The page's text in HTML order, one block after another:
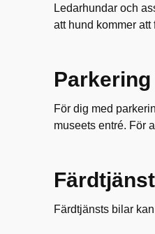
Ledarhundar och
att hund kommer
Parkering
För dig med
museets entré. För
Färdtjänst
Färdtjänsts bilar